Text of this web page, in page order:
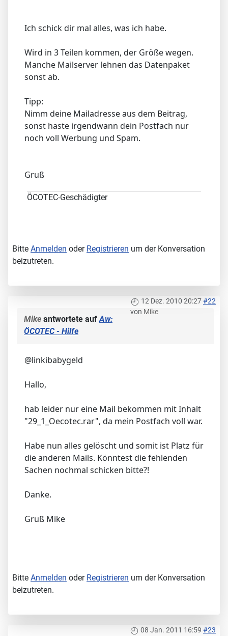
Ich schick dir mal alles, was ich habe.
Wird in 3 Teilen kommen, der Größe wegen.
Manche Mailserver lehnen das Datenpaket
sonst ab.
Tipp:
Nimm deine Mailadresse aus dem Beitrag,
sonst haste irgendwann dein Postfach nur
noch voll Werbung und Spam.
Gruß
ÖCOTEC-Geschädigter
Bitte Anmelden oder Registrieren um der Konversation
beizutreten.
12 Dez. 2010 20:27#22
von Mike
Mike antwortete aufAw:
ÖCOTEC - Hilfe
@linkibabygeld
Hallo,
hab leider nur eine Mail bekommen mit Inhalt
"29_1_Oecotec.rar", da mein Postfach voll war.
Habe nun alles gelöscht und somit ist Platz für
die anderen Mails. Könntest die fehlenden
Sachen nochmal schicken bitte?!
Danke.
Gruß Mike
Bitte Anmelden oder Registrieren um der Konversation
beizutreten.
08 Jan. 2011 16:59 #23